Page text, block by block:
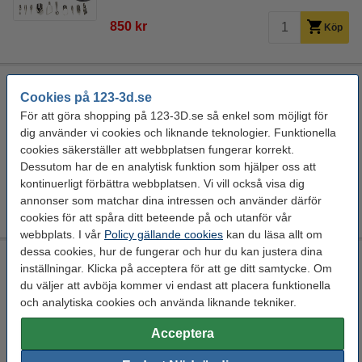
Cookies på 123-3d.se
För att göra shopping på 123-3D.se så enkel som möjligt för
dig använder vi cookies och liknande teknologier. Funktionella
cookies säkerställer att webbplatsen fungerar korrekt.
Dessutom har de en analytisk funktion som hjälper oss att
kontinuerligt förbättra webbplatsen. Vi vill också visa dig
annonser som matchar dina intressen och använder därför
cookies för att spåra ditt beteende på och utanför vår
webbplats. I vår Policy gällande cookies kan du läsa allt om
dessa cookies, hur de fungerar och hur du kan justera dina
inställningar. Klicka på acceptera för att ge ditt samtycke. Om
du väljer att avböja kommer vi endast att placera funktionella
och analytiska cookies och använda liknande tekniker.
Acceptera
850 kr Köp
skrivareFYND!!
ja 123-3D DGS00122
Se specifikationerna och beskrivningen
430 kr
3dB brusreducerande fotkuddar
4 stycken Steelmans3D DAR00265
EU-lager 5-7dgr